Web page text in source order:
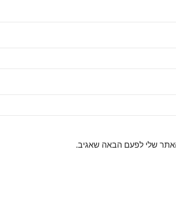
שלי לפעם הבאה שאגיב.